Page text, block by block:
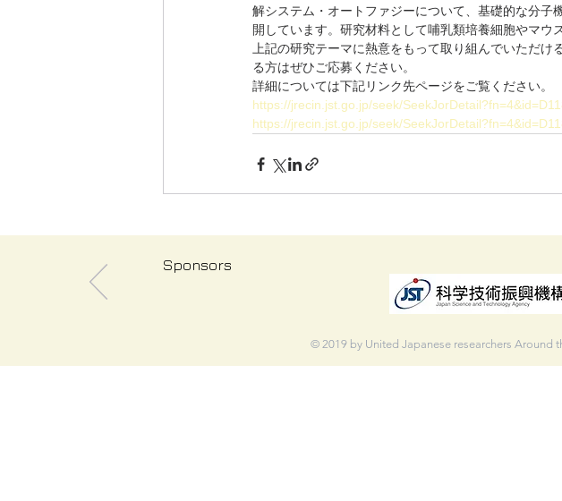
解システム・オートファジーについて、基礎的な分
開しています。研究材料として哺乳類培養細胞やマウ
上記の研究テーマに熱意をもって取り組んでいただ
る方はぜひご応募ください。
詳細については下記リンク先ページをご覧ください。
https://jrecin.jst.go.jp/seek/
https://jrecin.jst.go.jp/seek/
Sponsors
© 2019 by United Japanese researchers Around